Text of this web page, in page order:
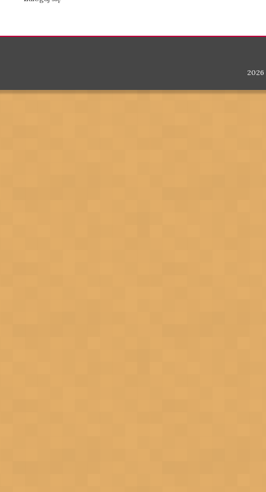
2026